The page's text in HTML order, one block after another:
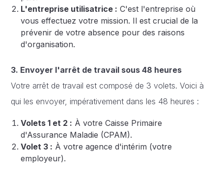
L'entreprise utilisatrice : C'est l'entreprise où
vous effectuez votre mission. Il est crucial de la
prévenir de votre absence pour des raisons
d'organisation.
3. Envoyer l'arrêt de travail sous 48 heures
Votre arrêt de travail est composé de 3 volets. Voici à
qui les envoyer, impérativement dans les 48 heures :
Volets 1 et 2 : À votre Caisse Primaire
d'Assurance Maladie (CPAM).
Volet 3 : À votre agence d'intérim (votre
employeur).